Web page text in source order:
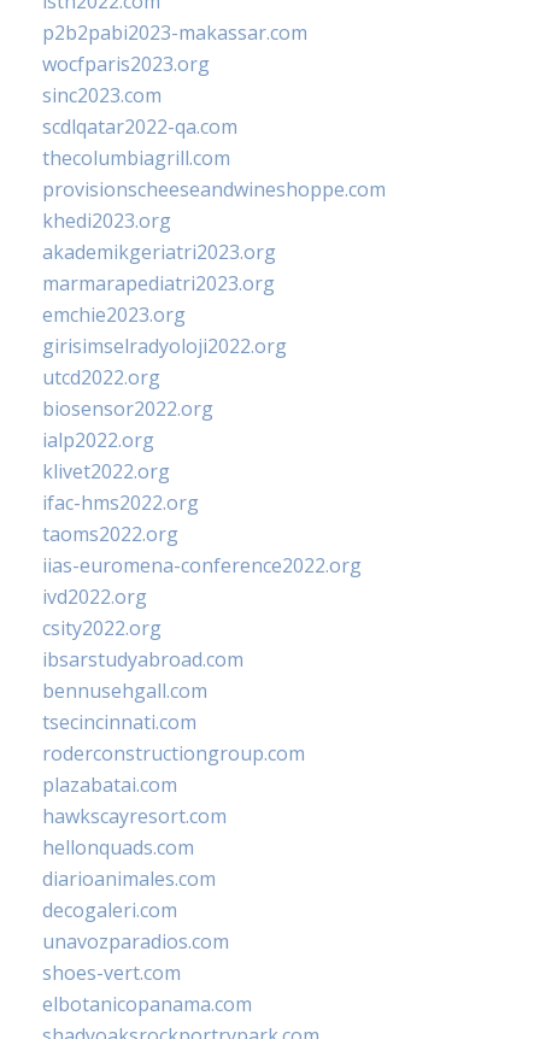
p2b2pabi2023-makassar.com
wocfparis2023.org
sinc2023.com
scdlqatar2022-qa.com
thecolumbiagrill.com
provisionscheeseandwineshoppe.com
khedi2023.org
akademikgeriatri2023.org
marmarapediatri2023.org
emchie2023.org
girisimselradyoloji2022.org
utcd2022.org
biosensor2022.org
ialp2022.org
klivet2022.org
ifac-hms2022.org
taoms2022.org
iias-euromena-conference2022.org
ivd2022.org
csity2022.org
ibsarstudyabroad.com
bennusehgall.com
tsecincinnati.com
roderconstructiongroup.com
plazabatai.com
hawkscayresort.com
hellonquads.com
diarioanimales.com
decogaleri.com
unavozparadios.com
shoes-vert.com
elbotanicopanama.com